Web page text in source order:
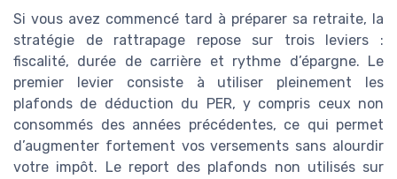
Si vous avez commencé tard à préparer sa retraite, la
stratégie de rattrapage repose sur trois leviers :
fiscalité, durée de carrière et rythme d’épargne. Le
premier levier consiste à utiliser pleinement les
plafonds de déduction du PER, y compris ceux non
consommés des années précédentes, ce qui permet
d’augmenter fortement vos versements sans alourdir
votre impôt. Le report des plafonds non utilisés sur